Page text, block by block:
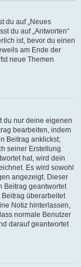
du auf „Neues
du auf „Antworten“
ist, bevor du einen
am Ende der
neue Themen
du nur deine eigenen
bearbeiten, indem
Beitrag anklickst;
seiner Erstellung
hat, wird dein
Es wird sowohl
angezeigt. Dieser
Beitrag geantwortet
überarbeitet
Notiz hinterlassen,
normale Benutzer
darauf geantwortet